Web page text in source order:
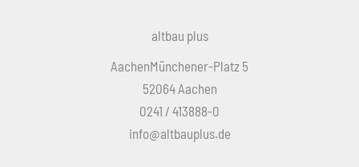
altbau plus
AachenMünchener-Platz 5
52064 Aachen
0241 / 413888-0
info@altbauplus.de